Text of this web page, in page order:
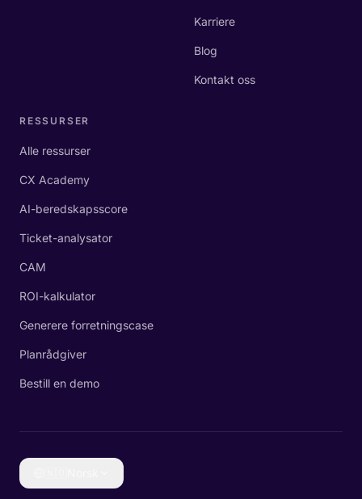
Karriere
Blog
Kontakt oss
RESSURSER
Alle ressurser
CX Academy
AI-beredskapsscore
Ticket-analysator
CAM
ROI-kalkulator
Generere forretningscase
Planrådgiver
Bestill en demo